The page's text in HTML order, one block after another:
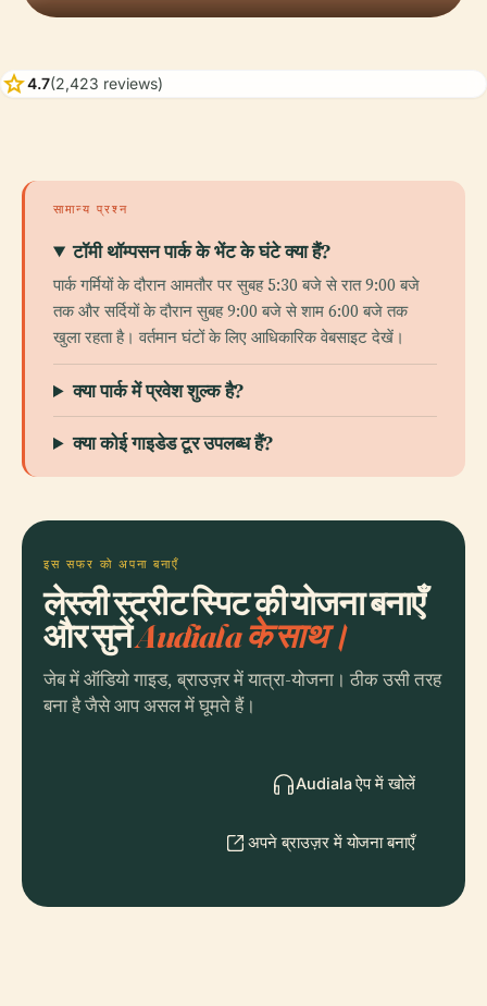
star4.7(2,423 reviews)
सामान्य प्रश्न
टॉमी थॉम्पसन पार्क के भेंट के घंटे क्या हैं?
पार्क गर्मियों के दौरान आमतौर पर सुबह 5:30 बजे से रात 9:00 बजे
तक और सर्दियों के दौरान सुबह 9:00 बजे से शाम 6:00 बजे तक
खुला रहता है। वर्तमान घंटों के लिए आधिकारिक वेबसाइट देखें।
क्या पार्क में प्रवेश शुल्क है?
क्या कोई गाइडेड टूर उपलब्ध हैं?
इस सफर को अपना बनाएँ
लेस्ली स्ट्रीट स्पिट की योजना बनाएँ
और सुनेंAudiala के साथ।
जेब में ऑडियो गाइड, ब्राउज़र में यात्रा-योजना। ठीक उसी तरह
बना है जैसे आप असल में घूमते हैं।
Audiala ऐप में खोलें
अपने ब्राउज़र में योजना बनाएँ